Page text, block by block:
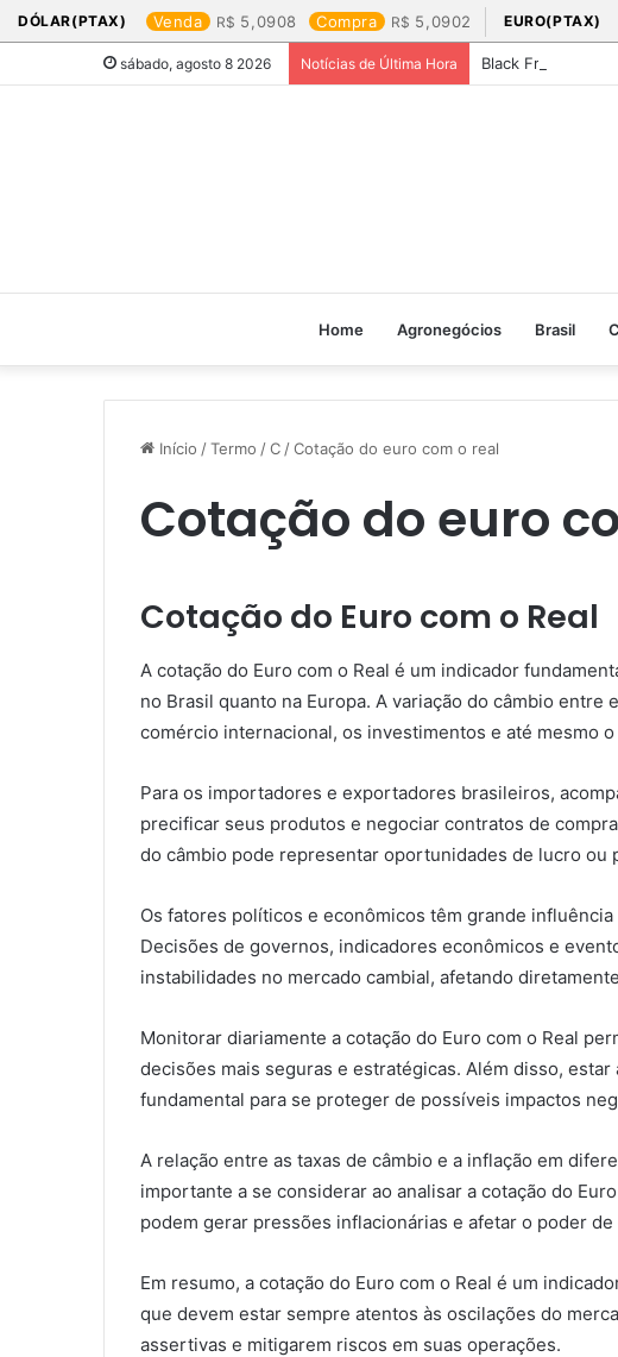
DÓLAR(PTAX) Venda 5,0908 Compra 5,0902 EURO(PTAX)
sábado, agosto 8 2026 Notícias de Última Hora Black Friday: os
Home Agronegócios Brasil
Início /Termo /C /Cotação do euro com o real​
Cotação do euro
Cotação do Euro com o Real
A cotação do Euro com o Real é um indicador
no Brasil quanto na Europa. A variação do câmbio entre
comércio internacional, os investimentos e até mesmo
Para os importadores e exportadores brasileiros,
precificar seus produtos e negociar contratos de
do câmbio pode representar oportunidades de lucro ou
Os fatores políticos e econômicos têm grande
Decisões de governos, indicadores econômicos e
instabilidades no mercado cambial, afetando
Monitorar diariamente a cotação do Euro com o Real
decisões mais seguras e estratégicas. Além disso,
fundamental para se proteger de possíveis impactos
A relação entre as taxas de câmbio e a inflação em
importante a se considerar ao analisar a cotação do
podem gerar pressões inflacionárias e afetar o poder
Em resumo, a cotação do Euro com o Real é um
que devem estar sempre atentos às oscilações do
assertivas e mitigarem riscos em suas operações.